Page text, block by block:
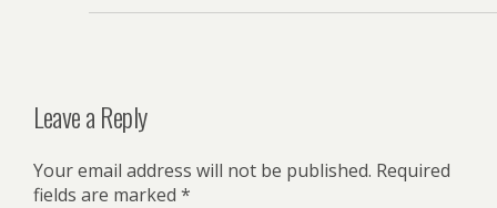
Leave a Reply
Your email address will not be published. Required
fields are marked *